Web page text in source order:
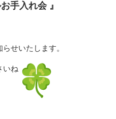
手入れ会 』
せいたします。
いね